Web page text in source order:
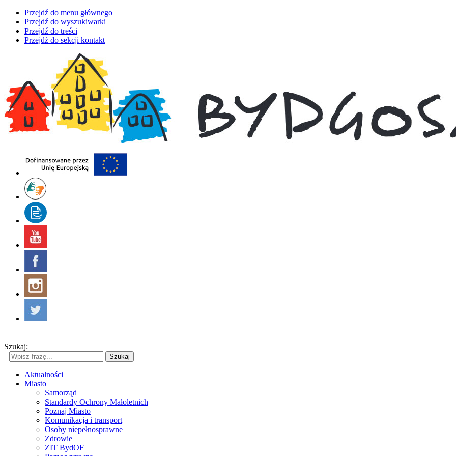
Przejdź do menu głównego
Przejdź do wyszukiwarki
Przejdź do treści
Przejdź do sekcji kontakt
Szukaj:
Szukaj
Aktualności
Miasto
Samorząd
Standardy Ochrony Małoletnich
Poznaj Miasto
Komunikacja i transport
Osoby niepełnosprawne
Zdrowie
ZIT BydOF